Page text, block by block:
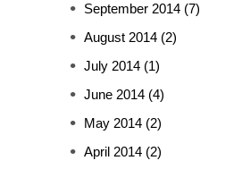
September 2014 (7)
August 2014 (2)
July 2014 (1)
June 2014 (4)
May 2014 (2)
April 2014 (2)